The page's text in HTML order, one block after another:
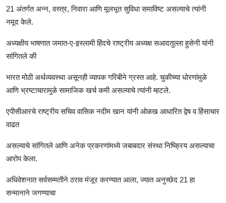
21 अंतर्गत अन्न, वस्त्र, निवारा आणि मूलभूत सुविधा समाविष्ट असल्याचे त्यांनी
नमूद केले.
अध्यक्षीय भाषणात जमात-ए-इस्लामी हिंदचे राष्ट्रीय अध्यक्ष सआदतुल्ला हुसेनी यांनी
सांगितले की
भारत मोठी अर्थव्यवस्था असूनही व्यापक गरिबीने ग्रस्त आहे. चुकीच्या धोरणांमुळे
आणि भ्रष्टाचारामुळे सामाजिक खर्च कमी असल्याचे त्यांनी म्हटले.
एपीसीआरचे राष्ट्रीय सचिव वासिक नदीम खान यांनी ओळख आधारित द्वेष व हिंसाचार
वाढत
असल्याचे सांगितले आणि अनेक प्रकरणांमध्ये जबाबदार संस्था निष्क्रिय असल्याचा
आरोप केला.
अधिवेशनात सर्वसम्मतीने ठराव मंजूर करण्यात आला, ज्यात अनुच्छेद 21 हा
सन्मानाने जगण्याचा